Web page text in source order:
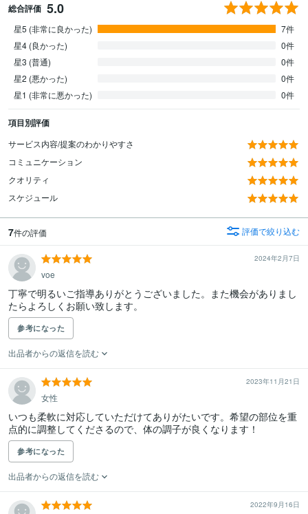
総合評価 5.0
星5 (非常に良かった)
7件
星4 (良かった)
0件
星3 (普通)
0件
星2 (悪かった)
0件
星1 (非常に悪かった)
0件
項目別評価
サービス内容/提案のわかりやすさ
コミュニケーション
クオリティ
スケジュール
7件の評価 評価で絞り込む
2024年2月7日
voe
丁寧で明るいご指導ありがとうございました。また機会がありまし
たらよろしくお願い致します。
参考になった
出品者からの返信を読む
2023年11月21日
女性
いつも柔軟に対応していただけてありがたいです。希望の部位を重
点的に調整してくださるので、体の調子が良くなります！
参考になった
出品者からの返信を読む
2022年9月16日